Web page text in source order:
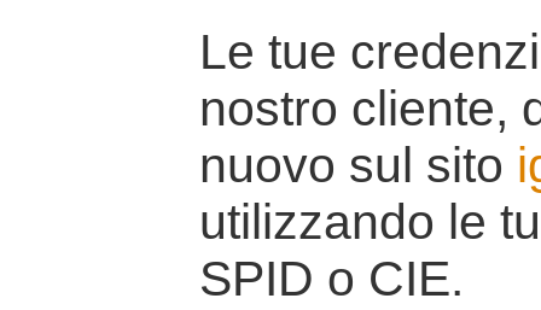
Le tue
nostro cliente,
nuovo sul sito
utilizzando le
SPID o CIE.